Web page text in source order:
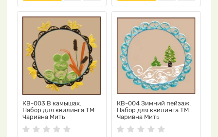
КВ-003 В камышах.
Набор для квилинга ТМ
Чаривна Мить
КВ-004 Зимний пейзаж.
Набор для квилинга ТМ
Чаривна Мить